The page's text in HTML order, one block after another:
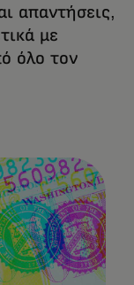
απαντήσεις,
με
όλο τον